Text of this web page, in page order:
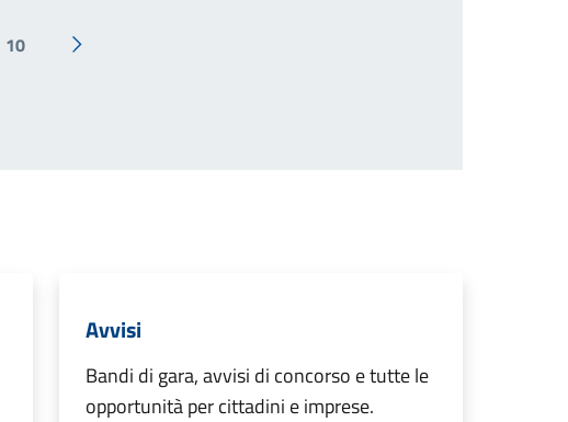
10
Pagina successiva
Avvisi
Bandi di gara, avvisi di concorso e tutte le
opportunità per cittadini e imprese.